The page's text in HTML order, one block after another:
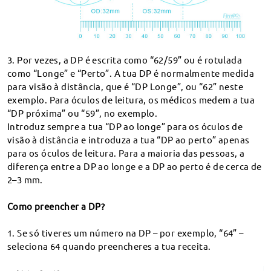
Que revestimentos e complementos oferecem para as
Que tipo de lentes são grátis?
Que tipo de lentes bifocais usam?
Têm lentes de prisma?
Posso comprar lentes para encaixar na armação dos
meus óculos antigos?
Lentes Esféricas vs. Asféricas (vídeo)
FAQ – Lentes Especiais (também conhecidas como
lentes descentradas)
Onde posso encontrar a função de teste virtual?
Encontrar Tamanho
Chat ao vivo
service@firmoo.pt
Rastrear a minha encomenda
Sugestões & Feedback
3. Por vezes, a DP é escrita como “62/59” ou é rotulada
como “Longe” e “Perto”. A tua DP é normalmente medida
para visão à distância, que é “DP Longe”, ou “62” neste
exemplo. Para óculos de leitura, os médicos medem a tua
“DP próxima” ou “59”, no exemplo.
Introduz sempre a tua “DP ao longe” para os óculos de
visão à distância e introduza a tua “DP ao perto” apenas
para os óculos de leitura. Para a maioria das pessoas, a
diferença entre a DP ao longe e a DP ao perto é de cerca de
2–3 mm.
Como preencher a DP?
1. Se só tiveres um número na DP – por exemplo, “64” –
seleciona 64 quando preencheres a tua receita.
Obter código
Entrega rápida em 7-15 dias
Nunca partilharemos os seus dados.